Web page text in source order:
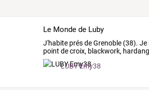
Le Monde de Luby
J'habite présdeGrenoble (38). Je
point decroix, blackwork,
scrap,
LUBY Emy38